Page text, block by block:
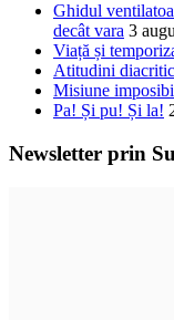
Ghidul
decât vara 3
Viață și
Atitudini
Misiune
Pa! Și pu! Și la!
Newsletter prin